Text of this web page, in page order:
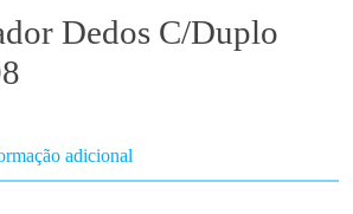
Dedos C/Duplo
adicional